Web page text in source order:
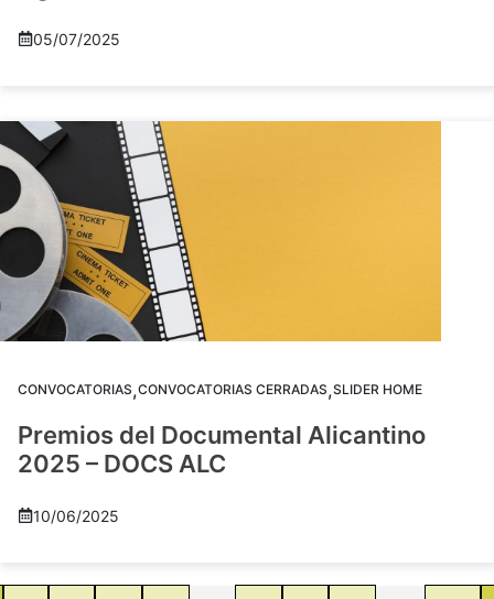
05/07/2025
CONVOCATORIAS,CONVOCATORIAS CERRADAS,SLIDER HOME
Premios del Documental Alicantino
2025 – DOCS ALC
10/06/2025